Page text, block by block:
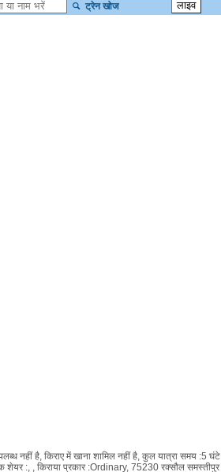
ट्रेन खोज
नहीं है, किराए में खाना शामिल नहीं है, कुल यात्रा समय :5 घंटे,
शेयर : , , किराया प्रकार :Ordinary, 75230 रक्सौल समस्तीपुर